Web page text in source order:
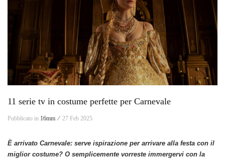
11 serie tv in costume perfette per Carnevale
Pubblicato in 16mm ⁄ 27 Feb 2025
È arrivato Carnevale: serve ispirazione per arrivare alla festa con il
miglior costume? O semplicemente vorreste immergervi con la